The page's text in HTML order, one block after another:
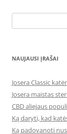
NAUJAUSI ĮRAŠAI
Josera Classic
Josera maistas
CBD aliejaus
Ką daryti, kad
Ką padovanoti